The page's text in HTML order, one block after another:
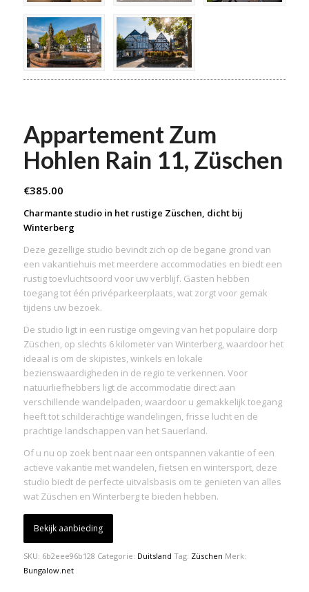
Appartement Zum
Hohlen Rain 11, Züschen
€385.00
Charmante studio in het rustige Züschen, dicht bij
Winterberg
Deze gezellige studio bevindt zich op de begane grond van
een vakantiehuis met meerdere accommodaties en biedt een
rustig toevluchtsoord voor uw verblijf. Gasten hebben
toegang tot één privéparkeerplaats, wat zorgt voor gemak
tijdens uw bezoek.
De studio ligt in een rustige omgeving van het populaire dorp
Züschen, op slechts 6 kilometer van Winterberg, waardoor het
ideaal is om de skipistes, winkels en lokale
bezienswaardigheden in de regio te verkennen. Voor
natuurliefhebbers ligt de accommodatie direct aan
verschillende wandelpaden, waardoor u gemakkelijk toegang
heeft tot schilderachtige wandelingen, frisse lucht en de
prachtige landschappen van het Sauerland.
Of u nu op zoek bent naar een ontspannen vakantie of een
actieve vakantie met wandelen, fietsen en wintersport, deze
studio biedt de perfecte uitvalsbasis om te genieten van alles
wat Züschen en Winterberg te bieden hebben.
Bekijk aanbieding
SKU: 6b2eee96b128 Categorie: Duitsland Tag: Züschen Merk:
Bungalow.net